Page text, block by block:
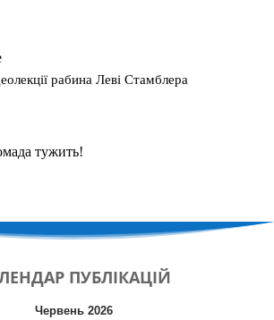
рабина Леві Стамблера
тужить!
ПУБЛІКАЦІЙ
Червень 2026